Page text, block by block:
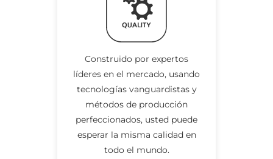
Construido por expertos
líderes en el mercado, usando
tecnologías vanguardistas y
métodos de producción
perfeccionados, usted puede
esperar la misma calidad en
todo el mundo.